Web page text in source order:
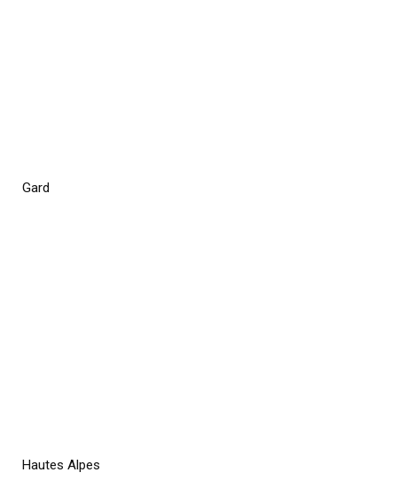
Gard
Hautes Alpes